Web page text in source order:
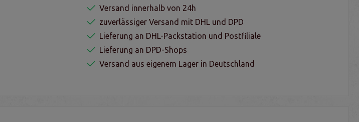
Versand innerhalb von 24h
zuverlässiger Versand mit DHL und DPD
Lieferung an DHL-Packstation und Postfiliale
Lieferung an DPD-Shops
Versand aus eigenem Lager in Deutschland